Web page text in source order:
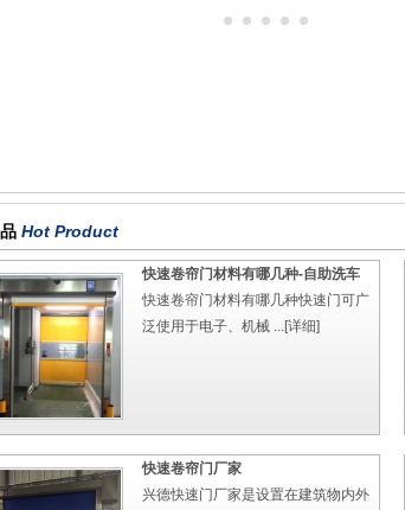
Hot Product
快速卷帘门材料有哪几种-自助洗车
快速卷帘门材料有哪几种快速门可广
泛使用于电子、机械 ...[详细]
快速卷帘门厂家
兴德快速门厂家是设置在建筑物内外